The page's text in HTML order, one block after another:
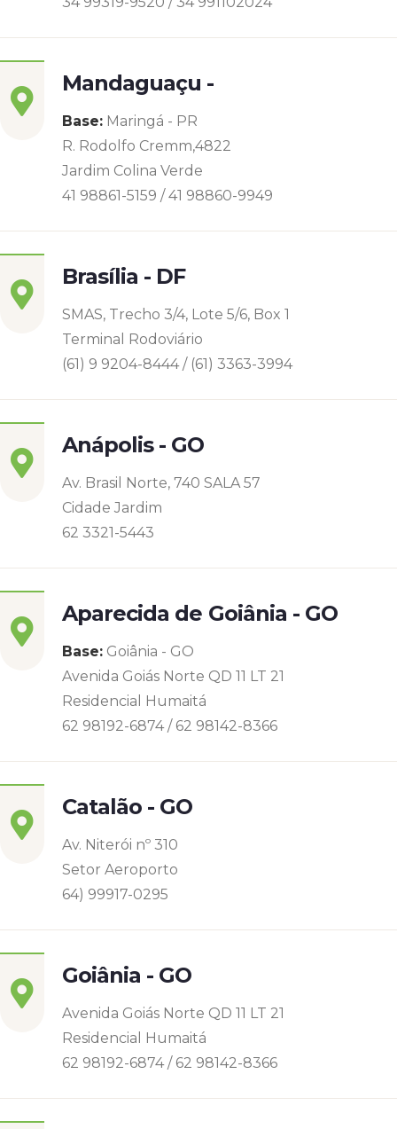
Mandaguaçu -
Base: Maringá - PR
R. Rodolfo Cremm,4822
Jardim Colina Verde
41 98861-5159 / 41 98860-9949
Brasília - DF
SMAS, Trecho 3/4, Lote 5/6, Box 1
Terminal Rodoviário
(61) 9 9204-8444 / (61) 3363-3994
Anápolis - GO
Av. Brasil Norte, 740 SALA 57
Cidade Jardim
62 3321-5443
Aparecida de Goiânia - GO
Base: Goiânia - GO
Avenida Goiás Norte QD 11 LT 21
Residencial Humaitá
62 98192-6874 / 62 98142-8366
Catalão - GO
Av. Niterói nº 310
Setor Aeroporto
64) 99917-0295
Goiânia - GO
Avenida Goiás Norte QD 11 LT 21
Residencial Humaitá
62 98192-6874 / 62 98142-8366